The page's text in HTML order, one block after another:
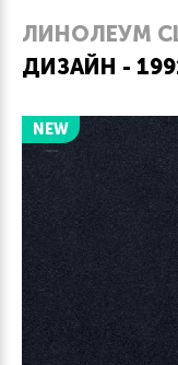
ЛИНОЛЕУМ
ДИЗАЙН -
NEW